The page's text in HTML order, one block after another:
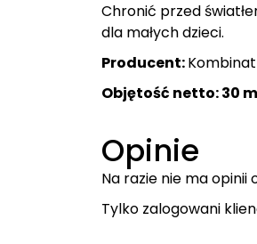
Chronić przed
dla małych dzieci.
Producent:Kombinat
Objętość netto: 30
Opinie
Na razie nie ma opinii
Tylko zalogowani